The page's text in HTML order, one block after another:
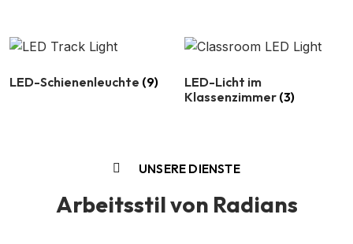
LED-Schienenleuchte (9)
LED-Licht im
Klassenzimmer (3)
UNSERE DIENSTE
Arbeitsstil von Radians